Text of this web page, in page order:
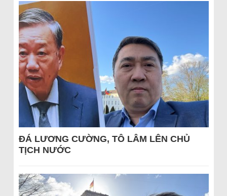
ĐÁ LƯƠNG CƯỜNG, TÔ LÂM LÊN CHỦ
TỊCH NƯỚC